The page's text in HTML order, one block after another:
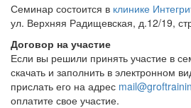
Семинар состоится в клинике
ул. Верхняя Радищевская, д.12/19,
Договор на участие
Если вы решили принять участие в
скачать и заполнить в электронном
прислать его на адрес
оплатите свое участие.